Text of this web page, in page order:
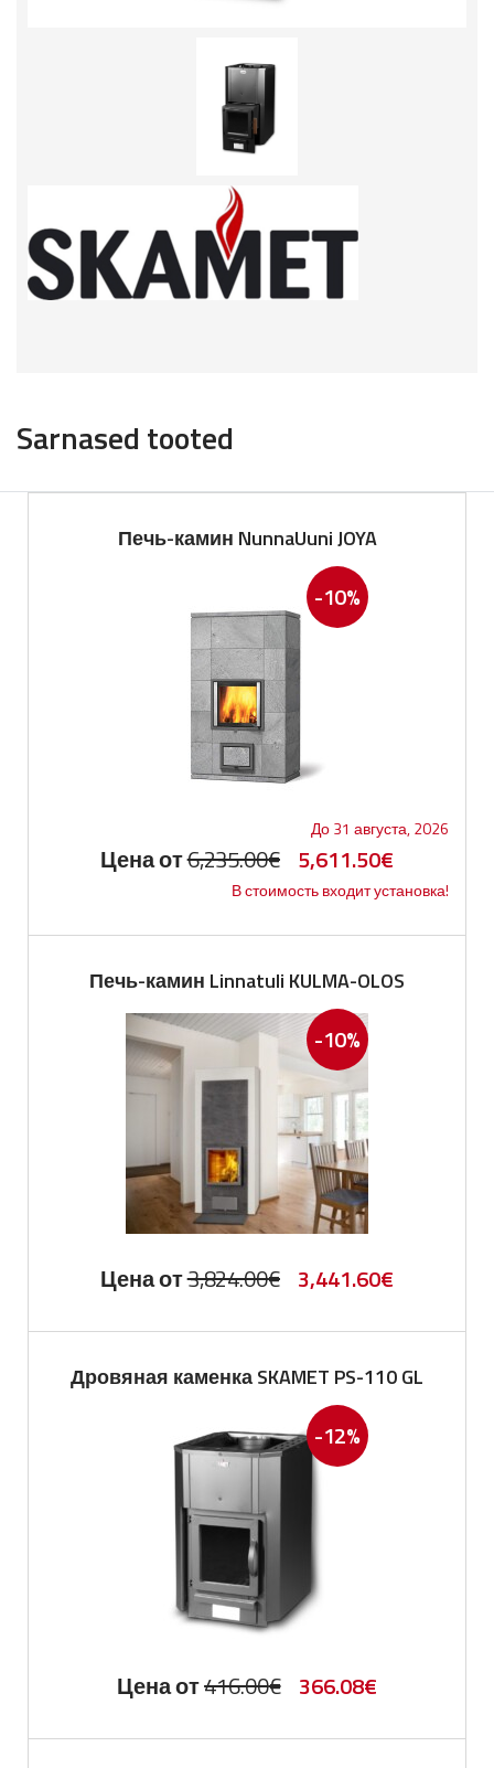
Sarnased tooted
Печь-камин NunnaUuni JOYA
-10%
До 31 августа, 2026
Цена от6,235.00€ Первоначальная
цена
составляла
6,235.00€.
5,611.50€
цена:
5,611.50€.
В стоимость входит установка!
Печь-камин Linnatuli KULMA-OLOS
-10%
Цена от3,824.00€ Первоначальная
3,824.00€.
3,441.60€
Дровяная каменка SKAMET PS-110 GL
-12%
Цена от416.00€ Первоначальная
366.08€Текущая